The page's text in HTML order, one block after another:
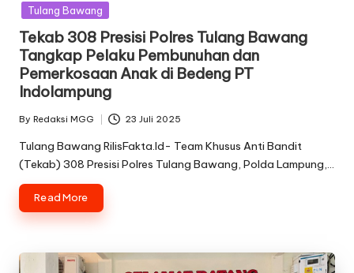
Tulang Bawang
Tekab 308 Presisi Polres Tulang Bawang
Tangkap Pelaku Pembunuhan dan
Pemerkosaan Anak di Bedeng PT
Indolampung
Posted
by
By Redaksi MGG 23 Juli 2025
Tulang Bawang RilisFakta.Id- Team Khusus Anti Bandit
(Tekab) 308 Presisi Polres Tulang Bawang, Polda Lampung,…
Read More